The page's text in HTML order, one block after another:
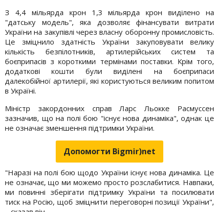
З 4,4 мільярда крон 1,3 мільярда крон виділено на
"датську модель", яка дозволяє фінансувати витрати
України на закупівлі через власну оборонну промисловість.
Це зміцнило здатність України закуповувати велику
кількість безпілотників, артилерійських систем та
боєприпасів з короткими термінами поставки. Крім того,
додаткові кошти були виділені на боєприпаси
далекобійної артилерії, які користуються великим попитом
в Україні.
Міністр закордонних справ Ларс Льокке Расмуссен
зазначив, що на полі бою "існує нова динаміка", однак це
не означає зменшення підтримки України.
Допомогти Bigmir)net
"Наразі на полі бою щодо України існує нова динаміка. Це
не означає, що ми можемо просто розслабитися. Навпаки,
ми повинні зберігати підтримку України та посилювати
тиск на Росію, щоб зміцнити переговорні позиції України",